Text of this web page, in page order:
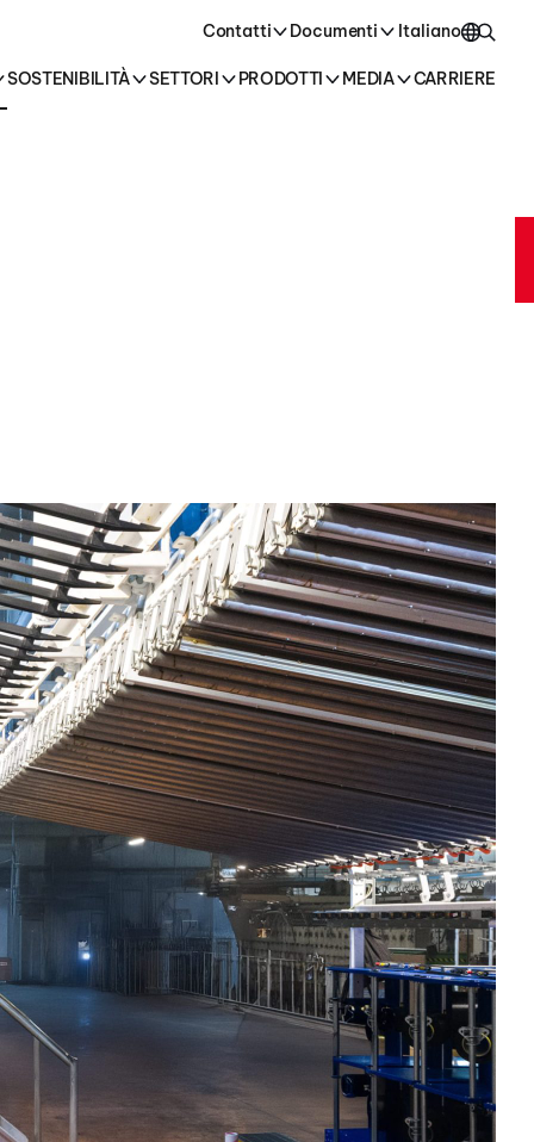
Contatti Documenti Italiano
SOSTENIBILITÀ SETTORI PRODOTTI MEDIA CARRIERE